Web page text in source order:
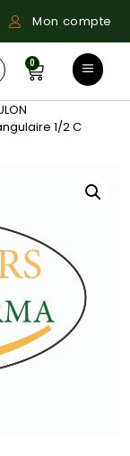
Mon compte
0
1/2 C